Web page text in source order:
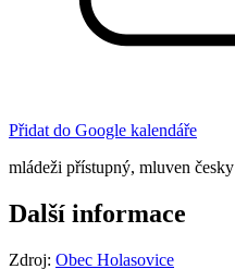
Přidat do Google kalendáře
mládeži přístupný, mluven česky
Další informace
Zdroj: Obec Holasovice